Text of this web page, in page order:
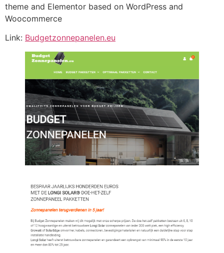
theme and Elementor based on WordPress and
Woocommerce
Link: Budgetzonnepanelen.eu